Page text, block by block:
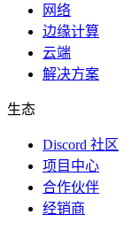
网络
边缘计算
云端
解决方案
生态
Discord 社区
项目中心
合作伙伴
经销商